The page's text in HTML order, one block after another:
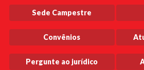
Sede Campestre
Convênios
Pergunte ao jurídico